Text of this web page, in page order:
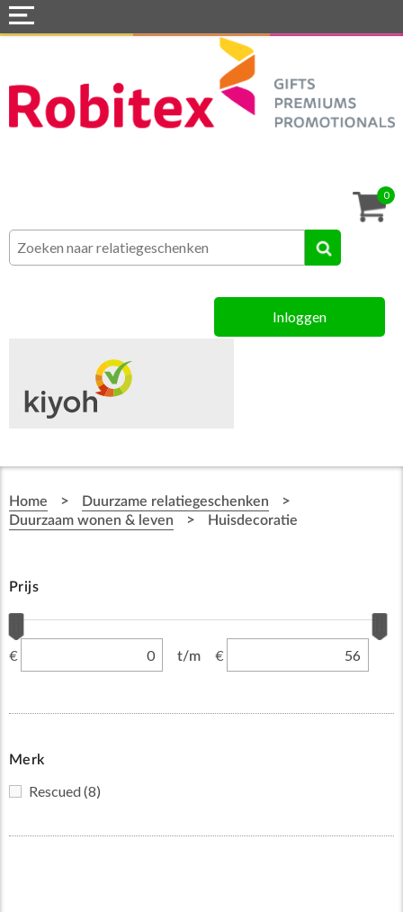
0
Inloggen
Webshops
Textiel
Home > Duurzame relatiegeschenken >
Duurzaam wonen & leven > Huisdecoratie
Prijs
€ t/m €
Merk
Rescued(8)